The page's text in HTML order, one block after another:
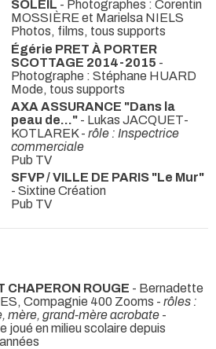
SOLEIL - Photographes : Corentin
MOSSIÈRE et Marielsa NIELS
Photos, films, tous supports
Égérie PRET À PORTER
SCOTTAGE 2014-2015 -
Photographe : Stéphane HUARD
Mode, tous supports
AXA ASSURANCE "Dans la
peau de..." - Lukas JACQUET-
KOTLAREK - rôle : Inspectrice
commerciale
Pub TV
SFVP / VILLE DE PARIS "Le Mur"
- Sixtine Création
Pub TV
CHAPERON ROUGE - Bernadette
Compagnie 400 Zooms - rôles :
mère, grand-mère acrobate -
joué en milieu scolaire depuis